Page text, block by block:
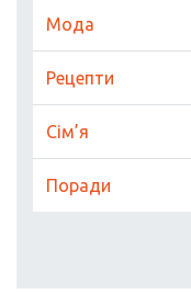
Мода
Рецепти
Сім’я
Поради